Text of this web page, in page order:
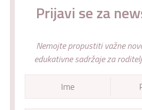
Prijavi se za
Nemojte propustiti važne
edukativne sadržaje za